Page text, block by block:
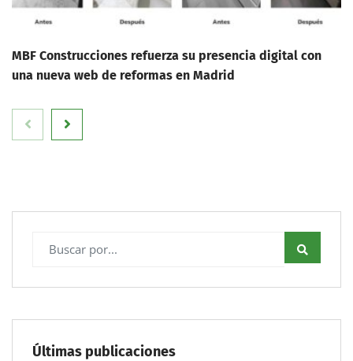
MBF Construcciones refuerza su presencia digital con
una nueva web de reformas en Madrid
Últimas publicaciones